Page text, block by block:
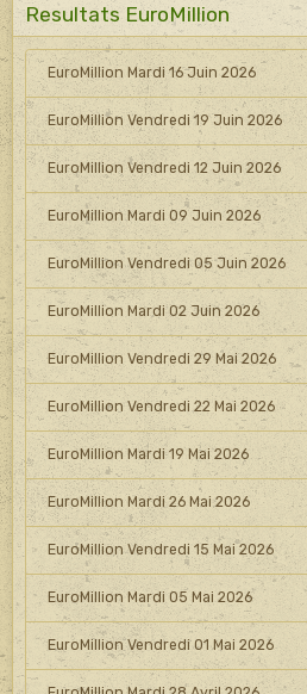
Resultats EuroMillion
EuroMillion Mardi 16 Juin 2026
EuroMillion Vendredi 19 Juin 2026
EuroMillion Vendredi 12 Juin 2026
EuroMillion Mardi 09 Juin 2026
EuroMillion Vendredi 05 Juin 2026
EuroMillion Mardi 02 Juin 2026
EuroMillion Vendredi 29 Mai 2026
EuroMillion Vendredi 22 Mai 2026
EuroMillion Mardi 19 Mai 2026
EuroMillion Mardi 26 Mai 2026
EuroMillion Vendredi 15 Mai 2026
EuroMillion Mardi 05 Mai 2026
EuroMillion Vendredi 01 Mai 2026